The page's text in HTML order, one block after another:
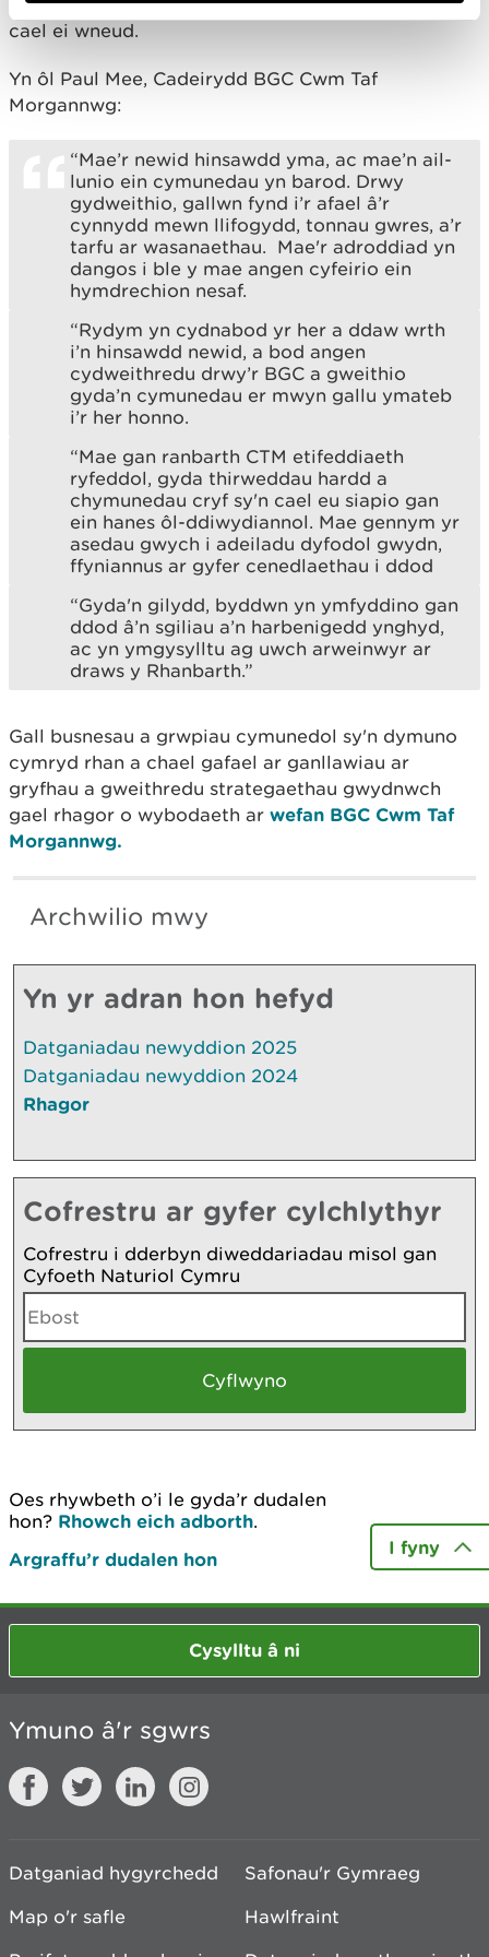
cael ei wneud.
Yn ôl Paul Mee, Cadeirydd BGC Cwm Taf
Morgannwg:
“Mae’r newid hinsawdd yma, ac mae’n ail-
lunio ein cymunedau yn barod. Drwy
gydweithio, gallwn fynd i’r afael â’r
cynnydd mewn llifogydd, tonnau gwres, a’r
tarfu ar wasanaethau. Mae'r adroddiad yn
dangos i ble y mae angen cyfeirio ein
hymdrechion nesaf.
“Rydym yn cydnabod yr her a ddaw wrth
i’n hinsawdd newid, a bod angen
cydweithredu drwy’r BGC a gweithio
gyda’n cymunedau er mwyn gallu ymateb
i’r her honno.
“Mae gan ranbarth CTM etifeddiaeth
ryfeddol, gyda thirweddau hardd a
chymunedau cryf sy'n cael eu siapio gan
ein hanes ôl-ddiwydiannol. Mae gennym yr
asedau gwych i adeiladu dyfodol gwydn,
ffyniannus ar gyfer cenedlaethau i ddod
“Gyda'n gilydd, byddwn yn ymfyddino gan
ddod â’n sgiliau a’n harbenigedd ynghyd,
ac yn ymgysylltu ag uwch arweinwyr ar
draws y Rhanbarth.”
Gall busnesau a grwpiau cymunedol sy'n dymuno
cymryd rhan a chael gafael ar ganllawiau ar
gryfhau a gweithredu strategaethau gwydnwch
gael rhagor o wybodaeth ar wefan BGC Cwm Taf
Morgannwg.
Archwilio mwy
Yn yr adran hon hefyd
Datganiadau newyddion 2025
Datganiadau newyddion 2024
Rhagor
Cofrestru ar gyfer cylchlythyr
Cofrestru i dderbyn diweddariadau misol gan
Cyfoeth Naturiol Cymru
Oes rhywbeth o’i le gyda’r dudalen
hon? Rhowch eich adborth.
Argraffu’r dudalen hon
I fyny
Cysylltu â ni
Ymuno â'r sgwrs
Datganiad hygyrchedd
Safonau'r Gymraeg
Map o'r safle
Hawlfraint